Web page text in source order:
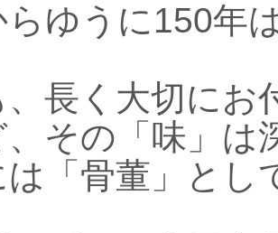
らゆうに150年
、長く大切に
、その「味」は
は「骨董」とし